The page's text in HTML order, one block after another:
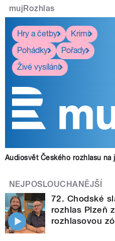
mujRozhlas
Hry a četby
Krimi
Pohádky
Pořady
Živé vysílání
Audiosvět Českého rozhlasu na
NEJPOSLOUCHANĚJŠÍ
72. Chodské
rozhlas Plzeň
rozhlasovou